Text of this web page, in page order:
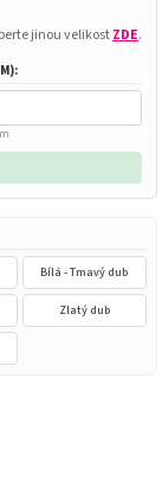
jinou velikostZDE.
Bílá - Tmavý dub
Zlatý dub